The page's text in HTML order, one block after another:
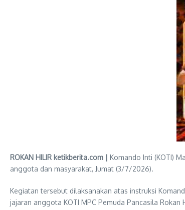
ROKAN HILIR ketikberita.com | Komando Inti (KOTI)
anggota dan masyarakat, Jumat (3/7/2026).
Kegiatan tersebut dilaksanakan atas instruksi
jajaran anggota KOTI MPC Pemuda Pancasila Rokan